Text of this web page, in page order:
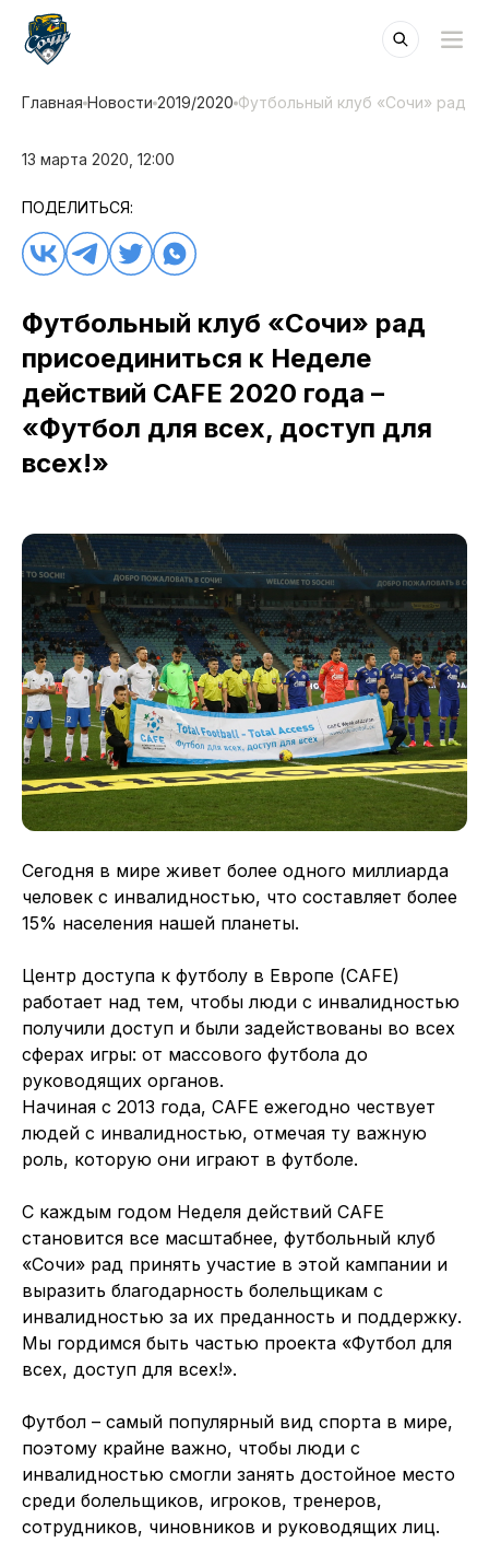
Главная Новости 2019/2020 Футбольный клуб «Сочи» рад
13 марта 2020, 12:00
ПОДЕЛИТЬСЯ:
Футбольный клуб «Сочи» рад
присоединиться к Неделе
действий CAFE 2020 года –
«Футбол для всех, доступ для
всех!»
Сегодня в мире живет более одного миллиарда
человек с инвалидностью, что составляет более
15% населения нашей планеты.
Центр доступа к футболу в Европе (CAFE)
работает над тем, чтобы люди с инвалидностью
получили доступ и были задействованы во всех
сферах игры: от массового футбола до
руководящих органов.
Начиная с 2013 года, CAFE ежегодно чествует
людей с инвалидностью, отмечая ту важную
роль, которую они играют в футболе.
С каждым годом Неделя действий CAFE
становится все масштабнее, футбольный клуб
«Сочи» рад принять участие в этой кампании и
выразить благодарность болельщикам с
инвалидностью за их преданность и поддержку.
Мы гордимся быть частью проекта «Футбол для
всех, доступ для всех!».
Футбол – самый популярный вид спорта в мире,
поэтому крайне важно, чтобы люди с
инвалидностью смогли занять достойное место
среди болельщиков, игроков, тренеров,
сотрудников, чиновников и руководящих лиц.